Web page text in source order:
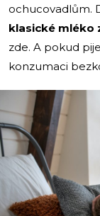
ochucovadlům.
klasické mléko
zde. A pokud
konzumaci